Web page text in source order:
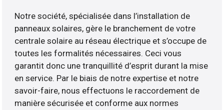
Notre société, spécialisée dans l’installation de
panneaux solaires, gère le branchement de votre
centrale solaire au réseau électrique et s’occupe de
toutes les formalités nécessaires. Ceci vous
garantit donc une tranquillité d’esprit durant la mise
en service. Par le biais de notre expertise et notre
savoir-faire, nous effectuons le raccordement de
manière sécurisée et conforme aux normes